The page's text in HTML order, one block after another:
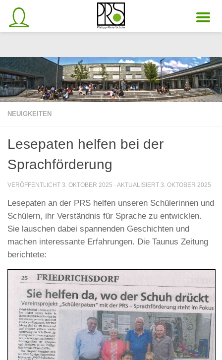
Unter dem Inhalt
NEUIGKEITEN
Lesepaten helfen bei der
Sprachförderung
VERÖFFENTLICHT 3. OKTOBER 2025 · AKTUALISIERT 3. OKTOBER 2025
Lesepaten an der PRS helfen unseren Schülerinnen und
Schülern, ihr Verständnis für Sprache zu entwicklen.
Sie lauschen dabei spannenden Geschichten und
machen interessante Erfahrungen. Die Taunus Zeitung
berichtete: